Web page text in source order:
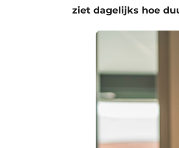
ziet dagelijks hoe